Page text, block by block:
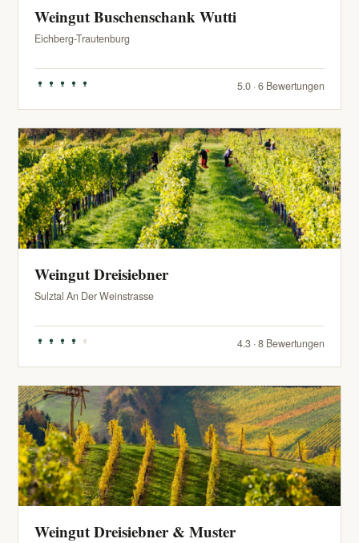
Weingut Buschenschank Wutti
Eichberg-Trautenburg
5.0 · 6 Bewertungen
Weingut Dreisiebner
Sulztal An Der Weinstrasse
4.3 · 8 Bewertungen
Weingut Dreisiebner & Muster